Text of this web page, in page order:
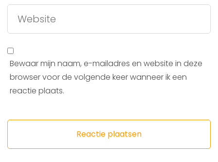
Bewaar mijn naam, e-mailadres en website in deze
browser voor de volgende keer wanneer ik een
reactie plaats.